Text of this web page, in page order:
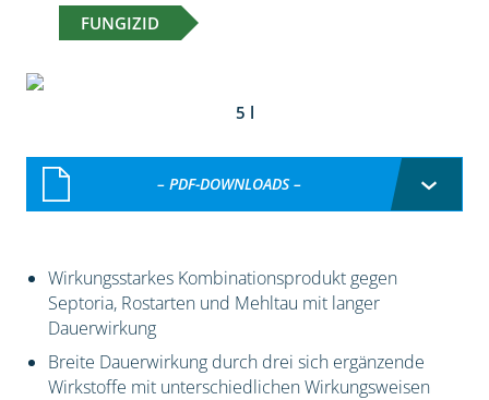
FUNGIZID
5 l
– PDF-DOWNLOADS –
Wirkungsstarkes Kombinationsprodukt gegen
Septoria, Rostarten und Mehltau mit langer
Dauerwirkung
Breite Dauerwirkung durch drei sich ergänzende
Wirkstoffe mit unterschiedlichen Wirkungsweisen